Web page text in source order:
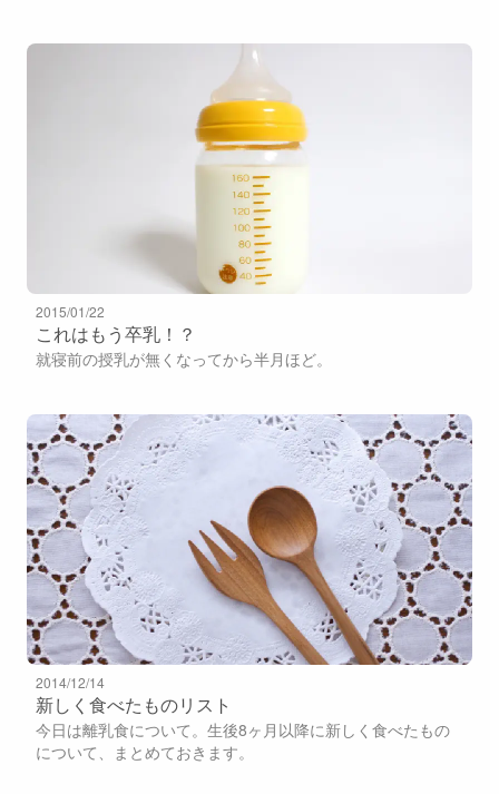
2015/01/22
これはもう卒乳！？
就寝前の授乳が無くなってから半月ほど。
2014/12/14
新しく食べたものリスト
今日は離乳食について。生後8ヶ月以降に新しく食べたもの
について、まとめておきます。